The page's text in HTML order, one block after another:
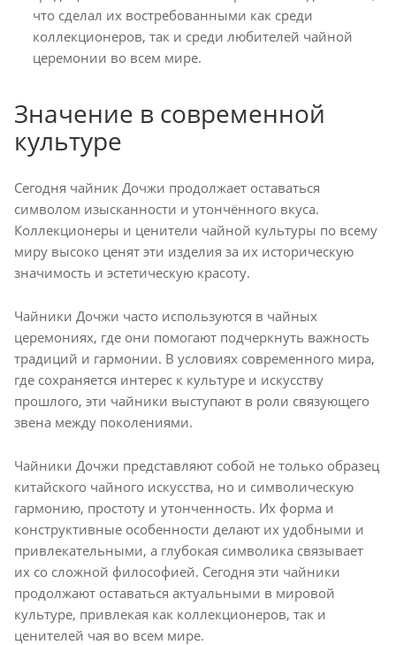
что сделал их востребованными как среди
коллекционеров, так и среди любителей чайной
церемонии во всем мире.
Значение в современной
культуре
Сегодня чайник Дочжи продолжает оставаться
символом изысканности и утончённого вкуса.
Коллекционеры и ценители чайной культуры по всему
миру высоко ценят эти изделия за их историческую
значимость и эстетическую красоту.
Чайники Дочжи часто используются в чайных
церемониях, где они помогают подчеркнуть важность
традиций и гармонии. В условиях современного мира,
где сохраняется интерес к культуре и искусству
прошлого, эти чайники выступают в роли связующего
звена между поколениями.
Чайники Дочжи представляют собой не только образец
китайского чайного искусства, но и символическую
гармонию, простоту и утонченность. Их форма и
конструктивные особенности делают их удобными и
привлекательными, а глубокая символика связывает
их со сложной философией. Сегодня эти чайники
продолжают оставаться актуальными в мировой
культуре, привлекая как коллекционеров, так и
ценителей чая во всем мире.